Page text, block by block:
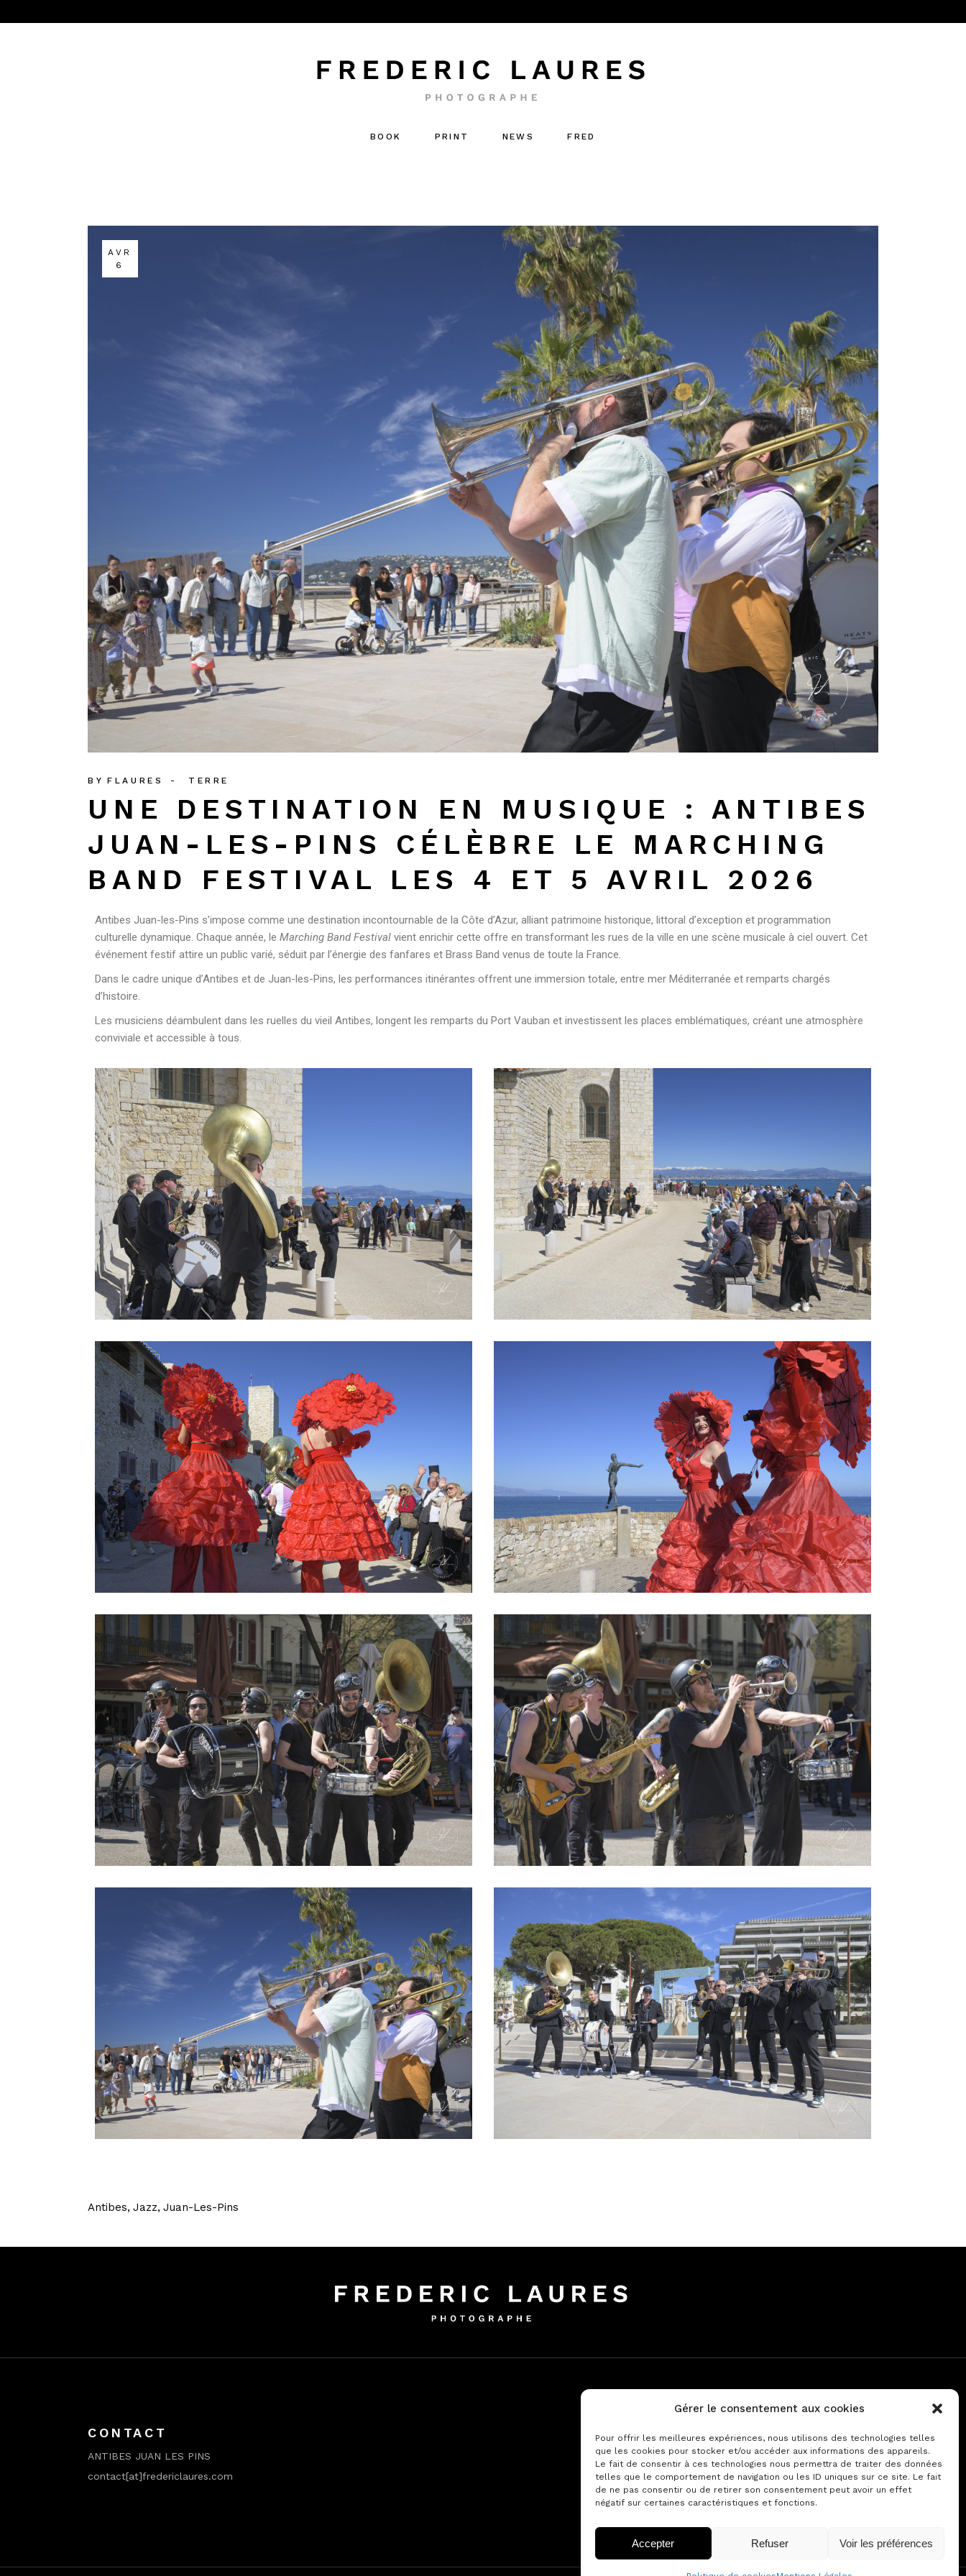
Gérer le consentement aux cookies
Pour offrir les meilleures expériences, nous utilisons des technologies telles
que les cookies pour stocker et/ou accéder aux informations des appareils.
Le fait de consentir à ces technologies nous permettra de traiter des données
telles que le comportement de navigation ou les ID uniques sur ce site. Le fait
de ne pas consentir ou de retirer son consentement peut avoir un effet
négatif sur certaines caractéristiques et fonctions.
Accepter Refuser Voir les préférences
BOOK PRINT NEWS FRED
AVR
6
BY FLAURES TERRE
UNE DESTINATION EN MUSIQUE : ANTIBES
JUAN-LES-PINS CÉLÈBRE LE MARCHING
BAND FESTIVAL LES 4 ET 5 AVRIL 2026
Antibes Juan-les-Pins s’impose comme une destination incontournable de la Côte d’Azur, alliant patrimoine historique, littoral d’exception et programmation
culturelle dynamique. Chaque année, le Marching Band Festival vient enrichir cette offre en transformant les rues de la ville en une scène musicale à ciel ouvert. Cet
événement festif attire un public varié, séduit par l’énergie des fanfares et Brass Band venus de toute la France.
Dans le cadre unique d’Antibes et de Juan-les-Pins, les performances itinérantes offrent une immersion totale, entre mer Méditerranée et remparts chargés
d’histoire.
Les musiciens déambulent dans les ruelles du vieil Antibes, longent les remparts du Port Vauban et investissent les places emblématiques, créant une atmosphère
conviviale et accessible à tous.
Antibes Jazz Juan-Les-Pins
CONTACT
ANTIBES JUAN LES PINS
contact[at]fredericlaures.com
PARTENAIRE
ANTIPOLIS Palais des Congrès